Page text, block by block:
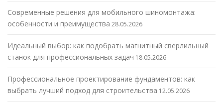
Современные решения для мобильного шиномонтажа:
особенности и преимущества 28.05.2026
Идеальный выбор: как подобрать магнитный сверлильный
станок для профессиональных задач 18.05.2026
Профессиональное проектирование фундаментов: как
выбрать лучший подход для строительства 12.05.2026